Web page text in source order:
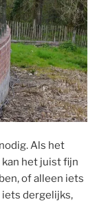
Als het
het juist fijn
of alleen iets
iets dergelijks,